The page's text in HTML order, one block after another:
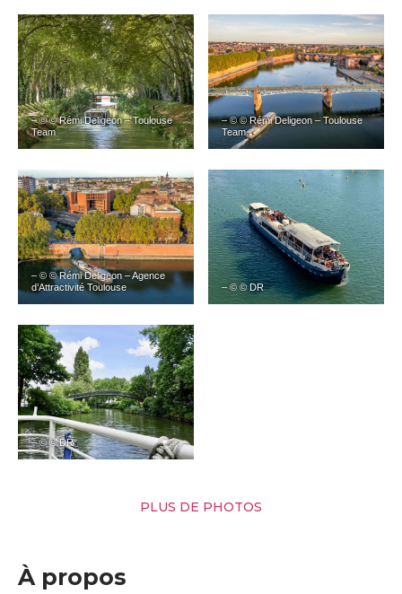
– © © Rémi Deligeon – Toulouse
Team
– © © Rémi Deligeon – Toulouse
Team
– © © Rémi Deligeon – Agence
d’Attractivité Toulouse
– © © DR
– © © DR
PLUS DE PHOTOS
À propos